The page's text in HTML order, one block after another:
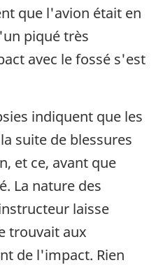
que l'avion était en
piqué très
avec le fossé s'est
indiquent que les
suite de blessures
et ce, avant que
La nature des
laisse
trouvait aux
de l'impact. Rien